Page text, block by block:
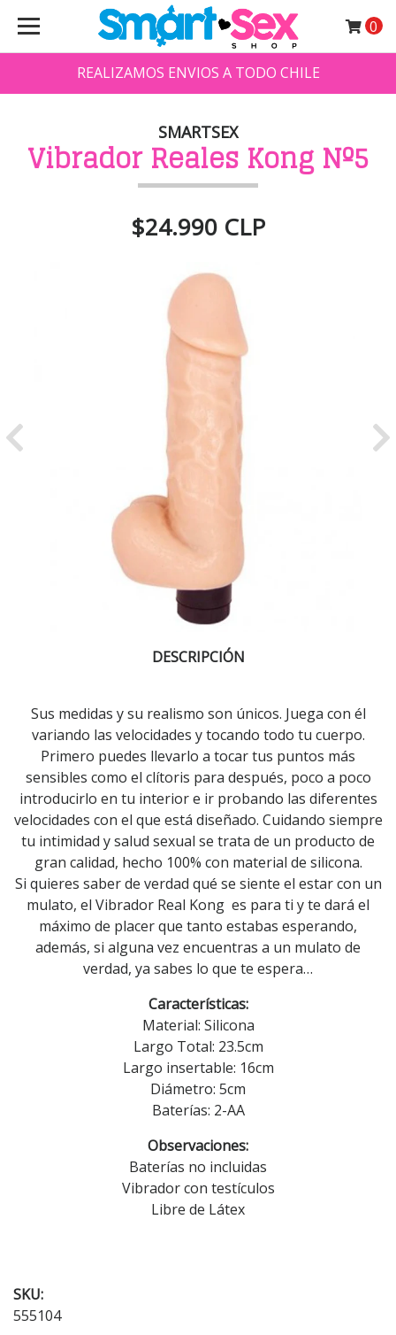
REALIZAMOS ENVIOS A TODO CHILE
0
SMARTSEX
Vibrador Reales Kong Nº5
$24.990 CLP
Previous
DESCRIPCIÓN
Sus medidas y su realismo son únicos. Juega con él
variando las velocidades y tocando todo tu cuerpo.
Primero puedes llevarlo a tocar tus puntos más
sensibles como el clítoris para después, poco a poco
introducirlo en tu interior e ir probando las diferentes
velocidades con el que está diseñado. Cuidando siempre
tu intimidad y salud sexual se trata de un producto de
gran calidad, hecho 100% con material de silicona.
Si quieres saber de verdad qué se siente el estar con un
mulato, el Vibrador Real Kong es para ti y te dará el
máximo de placer que tanto estabas esperando,
además, si alguna vez encuentras a un mulato de
verdad, ya sabes lo que te espera…
Características:
Material: Silicona
Largo Total: 23.5cm
Largo insertable: 16cm
Diámetro: 5cm
Baterías: 2-AA
Observaciones:
Baterías no incluidas
Vibrador con testículos
Libre de Látex
SKU:
555104